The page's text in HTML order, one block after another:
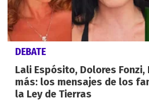
DEBATE
Lali Espósito, Dolores Fonzi,
más: los mensajes de los
la Ley de Tierras